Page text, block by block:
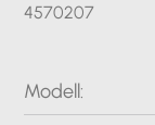
4570207
Modell: